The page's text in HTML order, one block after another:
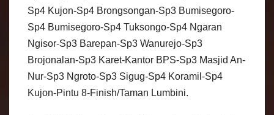
Sp4 Kujon-Sp4 Brongsongan-Sp3 Bumisegoro-
Sp4 Bumisegoro-Sp4 Tuksongo-Sp4 Ngaran
Ngisor-Sp3 Barepan-Sp3 Wanurejo-Sp3
Brojonalan-Sp3 Karet-Kantor BPS-Sp3 Masjid An-
Nur-Sp3 Ngroto-Sp3 Sigug-Sp4 Koramil-Sp4
Kujon-Pintu 8-Finish/Taman Lumbini.